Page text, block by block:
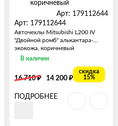
Арт: 179112644
Арт: 179112644
Авточехлы Mitsubishi L200 IV
"Двойной ромб" алькантара-
экокожа, коричневый
В наличии
16 710₽ 14 200 ₽
скидка
15%
ПОДРОБНЕЕ